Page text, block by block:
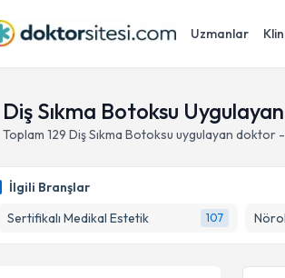
Uzmanlar
Diş Sıkma Botoksu
Toplam 129 Diş Sıkma Botoksu uygulayan doktor -
İlgili Branşlar
Sertifikalı Medikal Estetik
107